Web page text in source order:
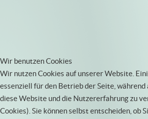
Wir benutzen Cookies
Wir nutzen Cookies auf unserer Website.
essenziell für den Betrieb der Seite, während
diese Website und die Nutzererfahrung zu
Cookies). Sie können selbst entscheiden, ob